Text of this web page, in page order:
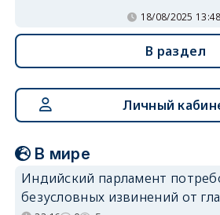
18/08/2025 13:48
В раздел
Личный
В мире
Индийский парламент
безусловных извинений от